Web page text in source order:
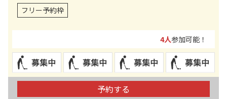
フリー予約枠
4人参加可能！
予約する